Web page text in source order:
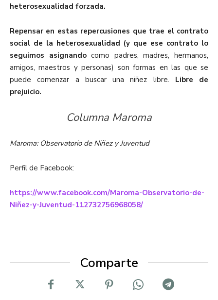
heterosexualidad forzada.
Repensar en estas repercusiones que trae el contrato
social de la heterosexualidad (y que ese contrato lo
seguimos asignandocomo padres, madres, hermanos,
amigos, maestros y personas) son formas en las que se
puede comenzar a buscar una niñez libre. Libre de
prejuicio.
Columna Maroma
Maroma: Observatorio de Niñez y Juventud
Perfil de Facebook:
https://www.facebook.com/Maroma-Observatorio-de-
Niñez-y-Juventud-112732756968058/
Comparte